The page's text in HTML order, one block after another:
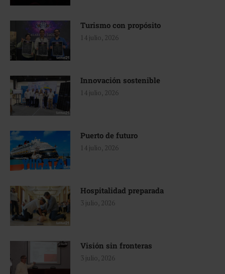
Turismo con propósito
14 julio, 2026
Innovación sostenible
14 julio, 2026
Puerto de futuro
14 julio, 2026
Hospitalidad preparada
3 julio, 2026
Visión sin fronteras
3 julio, 2026